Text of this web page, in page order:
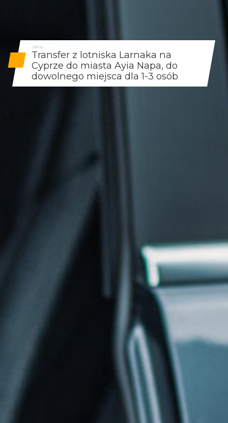
Oferta
Transfer z lotniska Larnaka na
Cyprze do miasta Ayia Napa, do
dowolnego miejsca dla 1-3 osób